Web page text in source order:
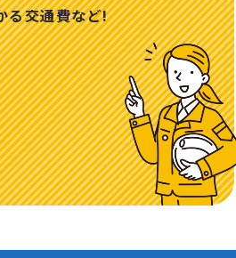
る交通費など!